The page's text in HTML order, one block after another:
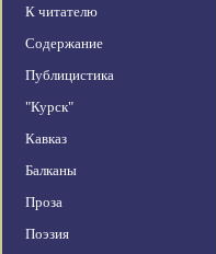
К читателю
Содержание
Публицистика
"Курск"
Кавказ
Балканы
Проза
Поэзия